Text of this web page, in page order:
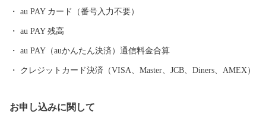
ふるさと納税で長岡を応援してください！
au PAY カード（番号入力不要）
au PAY 残高
au PAY（auかんたん決済）通信料金合算
クレジットカード決済（VISA、Master、JCB、Diners、AMEX）
お申し込みに関して